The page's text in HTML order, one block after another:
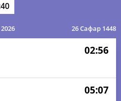
26 Сафар 1448
02:56
05:07